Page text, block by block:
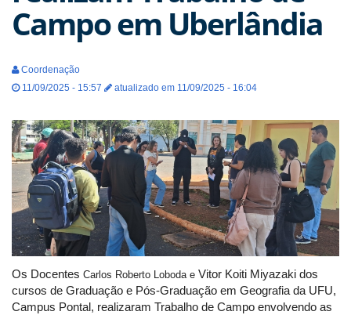
Campo em Uberlândia
Coordenação
11/09/2025 - 15:57
atualizado em 11/09/2025 - 16:04
Os Docentes Carlos Roberto Loboda e Vitor Koiti Miyazaki dos
cursos de Graduação e Pós-Graduação em Geografia da UFU,
Campus Pontal, realizaram Trabalho de Campo envolvendo as